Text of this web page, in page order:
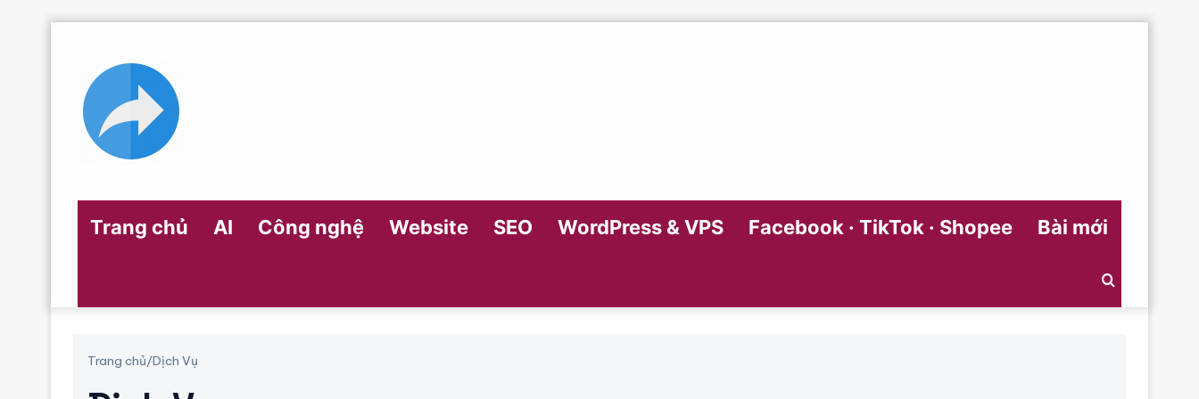
Trang chủ AI Công nghệ Website SEO WordPress & VPS Facebook · TikTok · Shopee Bài mới
Search
Trang chủ/Dịch Vụ